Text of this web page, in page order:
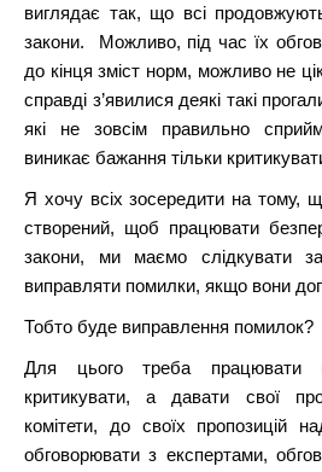
виглядає так, що всі
закони. Можливо, під час їх
до кінця зміст норм, можливо не
справді з’явилися деякі такі
які не зовсім правильно
виникає бажання тільки
Я хочу всіх зосередити на тому,
створений, щоб працювати
закони, ми маємо слідкувати
виправляти помилки, якщо вони
Тобто буде виправлення помилок?
Для цього треба працювати
критикувати, а давати свої
комітети, до своїх пропозицій
обговорювати з експертами,